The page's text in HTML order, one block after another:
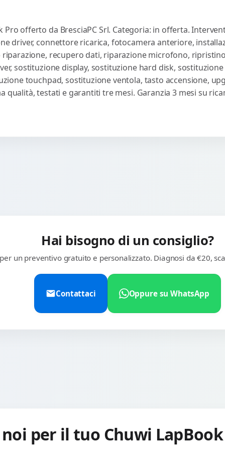
Pro offerto da BresciaPC Srl. Categoria: in offerta.
driver, connettore ricarica, fotocamera anteriore,
recupero dati, riparazione microfono,
sostituzione display, sostituzione hard disk,
touchpad, sostituzione ventola, tasto accensione,
qualità, testati e garantiti tre mesi. Garanzia 3 mesi su
Hai bisogno di un consiglio?
un preventivo gratuito e personalizzato. Diagnosi da €20,
Contattaci Oppure su WhatsApp
per il tuo Chuwi LapBook